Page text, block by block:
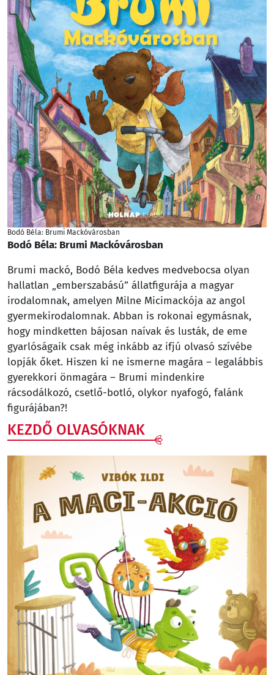
Bodó Béla: Brumi Mackóvárosban
Bodó Béla: Brumi Mackóvárosban
Brumi mackó, Bodó Béla kedves medvebocsa olyan
hallatlan „emberszabású” állatfigurája a magyar
irodalomnak, amelyen Milne Micimackója az angol
gyermekirodalomnak. Abban is rokonai egymásnak,
hogy mindketten bájosan naívak és lusták, de eme
gyarlóságaik csak még inkább az ifjú olvasó szívébe
lopják őket. Hiszen ki ne ismerne magára – legalábbis
gyerekkori önmagára – Brumi mindenkire
rácsodálkozó, csetlő-botló, olykor nyafogó, falánk
figurájában?!
KEZDŐ OLVASÓKNAK